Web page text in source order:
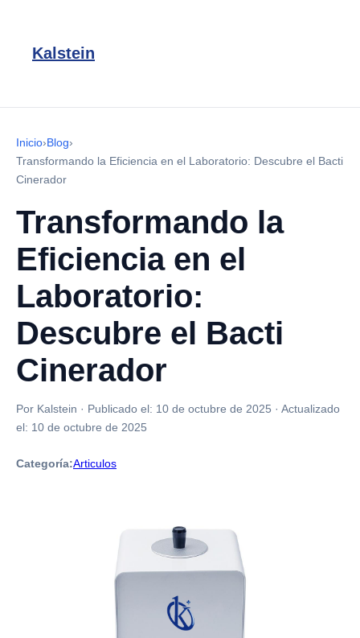
Kalstein
Inicio›Blog›
Transformando la Eficiencia en el Laboratorio: Descubre el Bacti
Cinerador
Transformando la
Eficiencia en el
Laboratorio:
Descubre el Bacti
Cinerador
Por Kalstein · Publicado el: 10 de octubre de 2025 · Actualizado
el: 10 de octubre de 2025
Categoría:Articulos